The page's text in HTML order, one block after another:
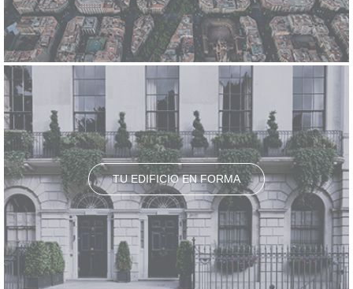
TU EDIFICIO EN FORMA